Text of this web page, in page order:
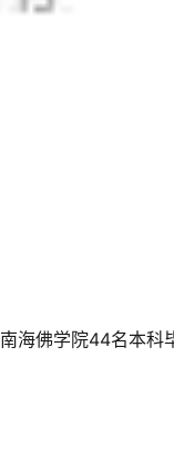
海佛学院44名本科